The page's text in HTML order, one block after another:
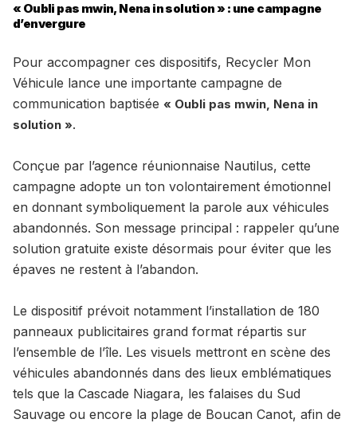
« Oubli pas mwin, Nena in solution » : une campagne
d’envergure
Pour accompagner ces dispositifs, Recycler Mon
Véhicule lance une importante campagne de
communication baptisée « Oubli pas mwin, Nena in
solution ».
Conçue par l’agence réunionnaise Nautilus, cette
campagne adopte un ton volontairement émotionnel
en donnant symboliquement la parole aux véhicules
abandonnés. Son message principal : rappeler qu’une
solution gratuite existe désormais pour éviter que les
épaves ne restent à l’abandon.
Le dispositif prévoit notamment l’installation de 180
panneaux publicitaires grand format répartis sur
l’ensemble de l’île. Les visuels mettront en scène des
véhicules abandonnés dans des lieux emblématiques
tels que la Cascade Niagara, les falaises du Sud
Sauvage ou encore la plage de Boucan Canot, afin de